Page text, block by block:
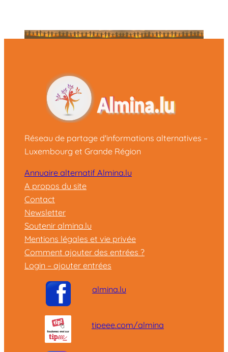
Réseau de partage d'informations alternatives –
Luxembourg et Grande Région
Annuaire alternatif Almina.lu
A propos du site
Contact
Newsletter
Soutenir almina.lu
Mentions légales et vie privée
Comment ajouter des entrées ?
Login – ajouter entrées
almina.lu
tipeee.com/almina